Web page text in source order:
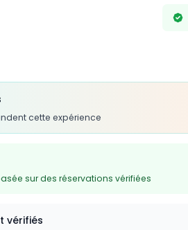
cette expérience
sur des réservations vérifiées
vérifiés